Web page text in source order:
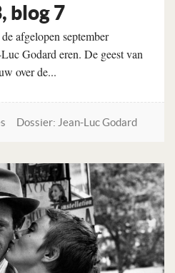
blog 7
afgelopen september
Godard eren. De geest van
over de...
Dossier: Jean-Luc Godard